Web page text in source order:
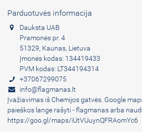
Parduotuvės informacija
Dauksta UAB
Pramonės pr. 4
51329, Kaunas, Lietuva
Įmonės kodas: 134419433
PVM kodas: LT344194314
+37067299075
info@flagmanas.lt
Įvažiavimas iš Chemijos gatvės. Google
paieškos lange rašyti - flagmanas arba
https://goo.gl/maps/iUtVUuynQFRAomYc6